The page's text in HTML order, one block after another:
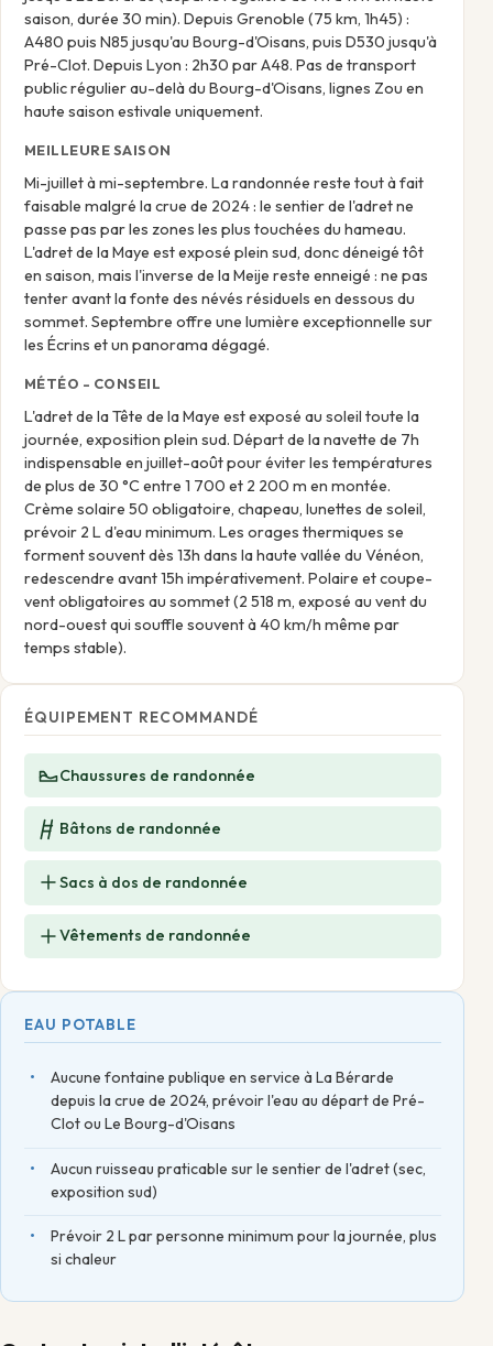
saison, durée 30 min). Depuis Grenoble (75 km, 1h45) :
A480 puis N85 jusqu'au Bourg-d'Oisans, puis D530 jusqu'à
Pré-Clot. Depuis Lyon : 2h30 par A48. Pas de transport
public régulier au-delà du Bourg-d'Oisans, lignes Zou en
haute saison estivale uniquement.
MEILLEURE SAISON
Mi-juillet à mi-septembre. La randonnée reste tout à fait
faisable malgré la crue de 2024 : le sentier de l'adret ne
passe pas par les zones les plus touchées du hameau.
L'adret de la Maye est exposé plein sud, donc déneigé tôt
en saison, mais l'inverse de la Meije reste enneigé : ne pas
tenter avant la fonte des névés résiduels en dessous du
sommet. Septembre offre une lumière exceptionnelle sur
les Écrins et un panorama dégagé.
MÉTÉO - CONSEIL
L'adret de la Tête de la Maye est exposé au soleil toute la
journée, exposition plein sud. Départ de la navette de 7h
indispensable en juillet-août pour éviter les températures
de plus de 30 °C entre 1 700 et 2 200 m en montée.
Crème solaire 50 obligatoire, chapeau, lunettes de soleil,
prévoir 2 L d'eau minimum. Les orages thermiques se
forment souvent dès 13h dans la haute vallée du Vénéon,
redescendre avant 15h impérativement. Polaire et coupe-
vent obligatoires au sommet (2 518 m, exposé au vent du
nord-ouest qui souffle souvent à 40 km/h même par
temps stable).
ÉQUIPEMENT RECOMMANDÉ
Chaussures de randonnée
Bâtons de randonnée
Sacs à dos de randonnée
Vêtements de randonnée
EAU POTABLE
Aucune fontaine publique en service à La Bérarde
depuis la crue de 2024, prévoir l'eau au départ de Pré-
Clot ou Le Bourg-d'Oisans
Aucun ruisseau praticable sur le sentier de l'adret (sec,
exposition sud)
Prévoir 2 L par personne minimum pour la journée, plus
si chaleur